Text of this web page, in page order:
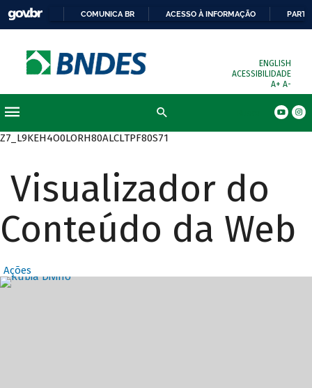
COMUNICA BR ACESSO À INFORMAÇÃO
ENGLISH
ACESSIBILIDADE
A+ A-
Z7_L9KEH4O0LORH80ALCLTPF80S71
Visualizador do
Conteúdo da Web
Ações
Destaques